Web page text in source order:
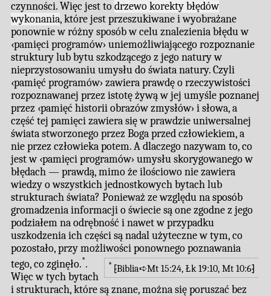
czynności. Więc jest todrzewo korekty błędów
wykonania, które jest przeszukiwane i wyobrażane
ponownie w różny sposób w celu znalezienia błędu w
‹pamięci programów› uniemożliwiającego rozpoznanie
struktury lub bytu szkodzącego z jego natury w
nieprzystosowaniu umysłu do świata natury. Czyli
‹pamięć programów› zawiera prawdę o rzeczywistości
rozpoznawanej przez istotę żywą w jej umyśle poznanej
przez ‹pamięć historii obrazów zmysłów› i słowa, a
część tej pamięci zawiera się w prawdzie uniwersalnej
świata stworzonego przez Boga przed człowiekiem, a
nie przez człowieka potem. A dlaczego nazywam to, co
jest w ‹pamięci programów› umysłu skorygowanego w
błędach — prawdą, mimo że ilościowo nie zawiera
wiedzy o wszystkich jednostkowych bytach lub
strukturach świata? Ponieważ ze względu na sposób
gromadzenia informacji o świecie są one zgodne z jego
podziałem na odrębność i nawet w przypadku
uszkodzenia ich części są nadal użyteczne w tym, co
pozostało, przy możliwości ponownego poznawania
tego, co zginęło.* * ⁅Biblia➪Mt 15:24, Łk 19:10, Mt 10:6⁆
.
Więc w tych bytach
i strukturach, które są znane, można się poruszać bez